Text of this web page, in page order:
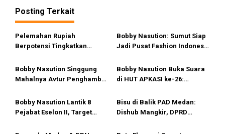
g
a
s
p
o
s
Posting Terkait
Pelemahan Rupiah
Berpotensi Tingkatkan
Bobby Nasution: Sumut Siap
Jadi Pusat Fashion Indonesia
Bobby Nasution Singgung
Mahalnya Avtur Penghambat
Penerbangan di Sumut
Bobby Nasution Buka Suara
di HUT APKASI ke-26:
Andalkan Transfer Pusat, Ini
Terobosan yang
Bobby Nasution Lantik 8
Pejabat Eselon II, Target
7,1%?
Bisu di Balik PAD Medan:
Dishub Mangkir, DPRD
Inspektorat Turun Tangan